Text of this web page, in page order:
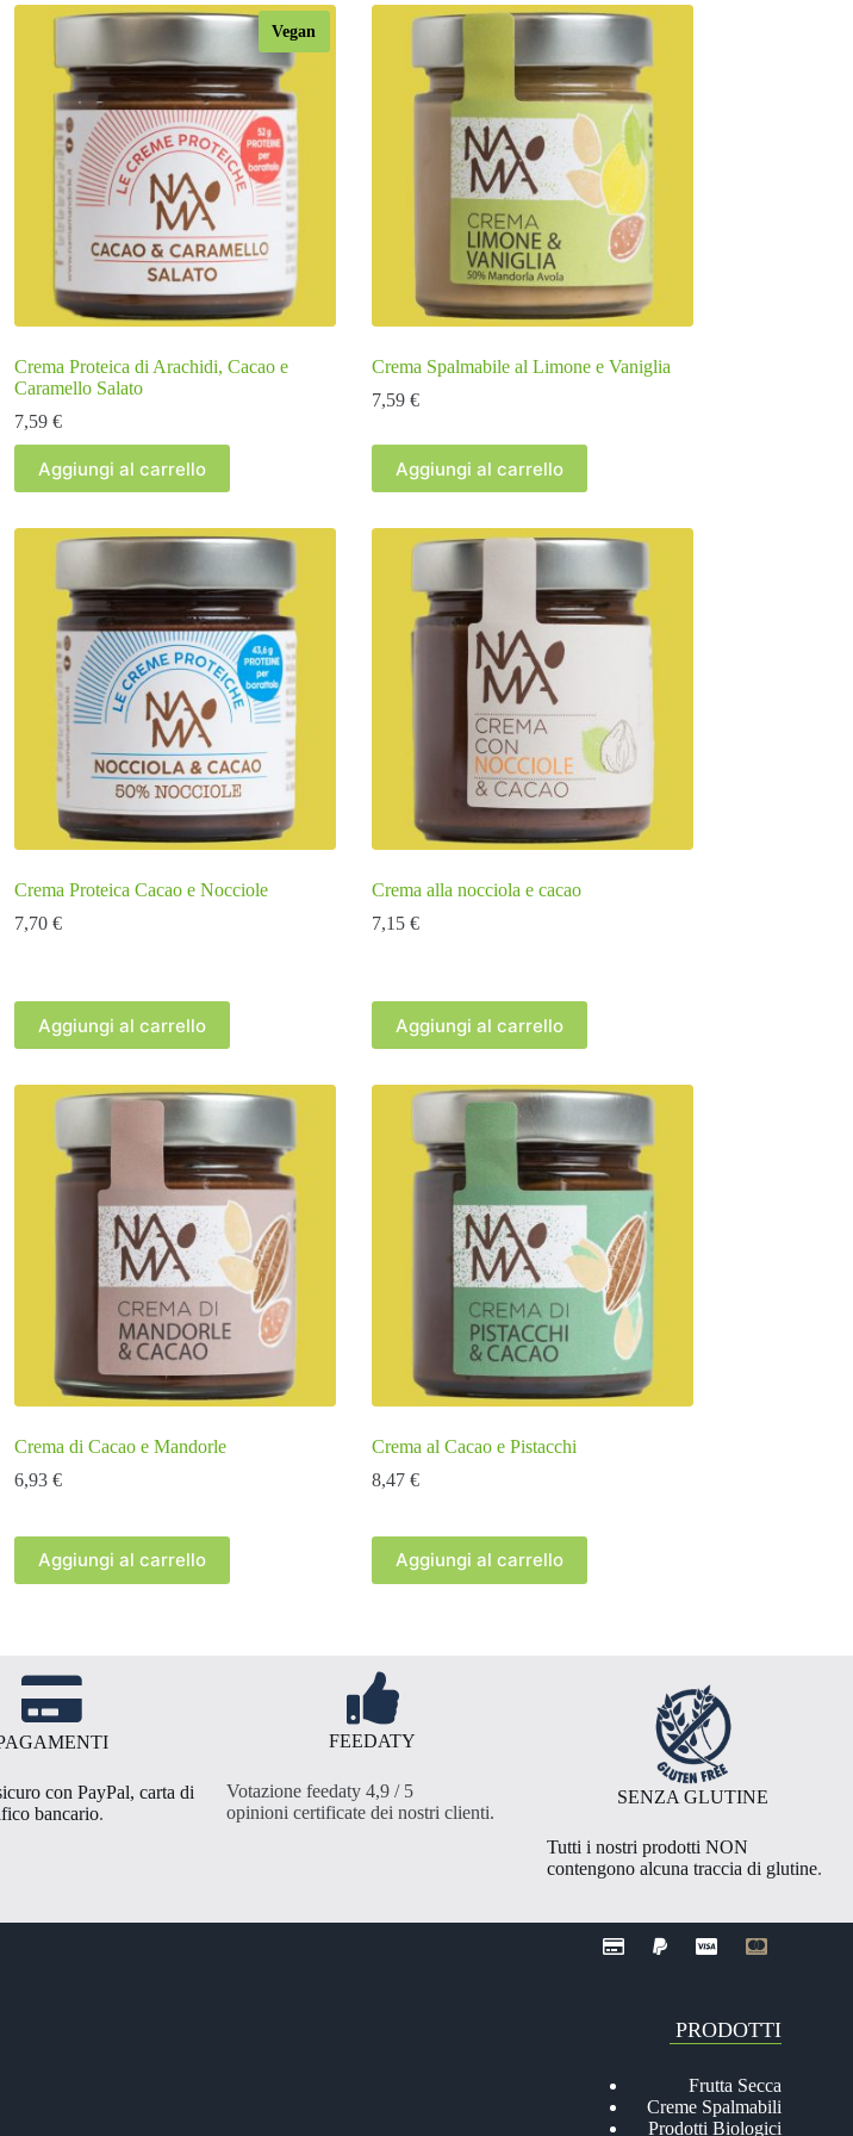
Vegan
Crema Proteica di Arachidi, Cacao e
Caramello Salato
7,59 €
Aggiungi al carrello
Crema Spalmabile al Limone e Vaniglia
7,59 €
Aggiungi al carrello
Crema Proteica Cacao e Nocciole
7,70 €
Aggiungi al carrello
Crema alla nocciola e cacao
7,15 €
Aggiungi al carrello
Crema di Cacao e Mandorle
6,93 €
Aggiungi al carrello
Crema al Cacao e Pistacchi
8,47 €
Aggiungi al carrello
con PayPal, carta di
bancario.
FEEDATY
Votazione feedaty 4,9 / 5
opinioni certificate dei nostri clienti.
SENZA GLUTINE
Tutti i nostri prodotti NON
contengono alcuna traccia di glutine.
PRODOTTI
Frutta Secca
Creme Spalmabili
Prodotti Biologici